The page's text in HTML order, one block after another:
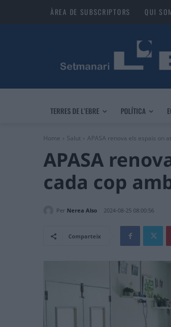
ÀREA DE SUBSCRIPTORS QUI
TERRES DE L’EBRE POLÍTICA
Home Salut APASA renova els espais on
APASA
cada cop
Per Nerea Also 2024-08-25 08:00:56
Comparteix